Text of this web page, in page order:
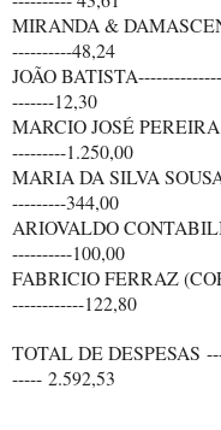
MIRANDA &
----------48,24
JOÃO
-------12,30
MARCIO JOSÉ
---------1.250,00
MARIA DA SILVA
---------344,00
ARIOVALDO
----------100,00
FABRICIO FERRAZ
------------122,80
TOTAL DE DESPESAS
----- 2.592,53